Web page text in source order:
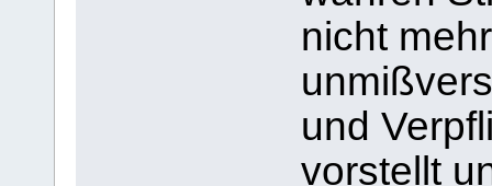
nicht
und
vorstellt